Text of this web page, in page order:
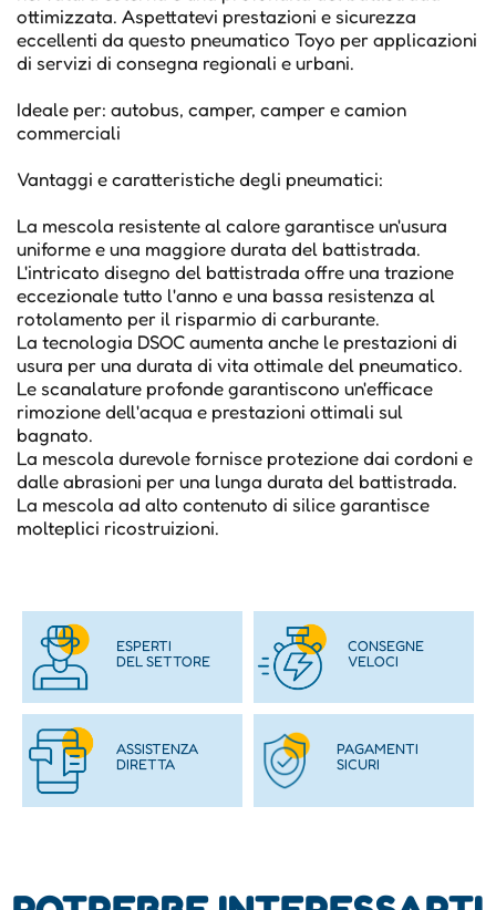
ottimizzata. Aspettatevi prestazioni e sicurezza
eccellenti da questo pneumatico Toyo per applicazioni
di servizi di consegna regionali e urbani.
Ideale per: autobus, camper, camper e camion
commerciali
Vantaggi e caratteristiche degli pneumatici:
La mescola resistente al calore garantisce un'usura
uniforme e una maggiore durata del battistrada.
L'intricato disegno del battistrada offre una trazione
eccezionale tutto l'anno e una bassa resistenza al
rotolamento per il risparmio di carburante.
La tecnologia DSOC aumenta anche le prestazioni di
usura per una durata di vita ottimale del pneumatico.
Le scanalature profonde garantiscono un'efficace
rimozione dell'acqua e prestazioni ottimali sul
bagnato.
La mescola durevole fornisce protezione dai cordoni e
dalle abrasioni per una lunga durata del battistrada.
La mescola ad alto contenuto di silice garantisce
molteplici ricostruizioni.
ESPERTI
DEL SETTORE
CONSEGNE
VELOCI
ASSISTENZA
DIRETTA
PAGAMENTI
SICURI